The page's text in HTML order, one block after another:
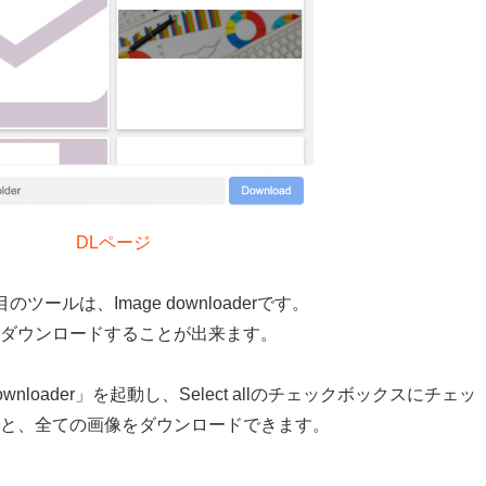
DLページ
ツールは、Image downloaderです。
ウンロードすることが出来ます。
」を起動し、Select allのチェックボックスにチェッ
、全ての画像をダウンロードできます。